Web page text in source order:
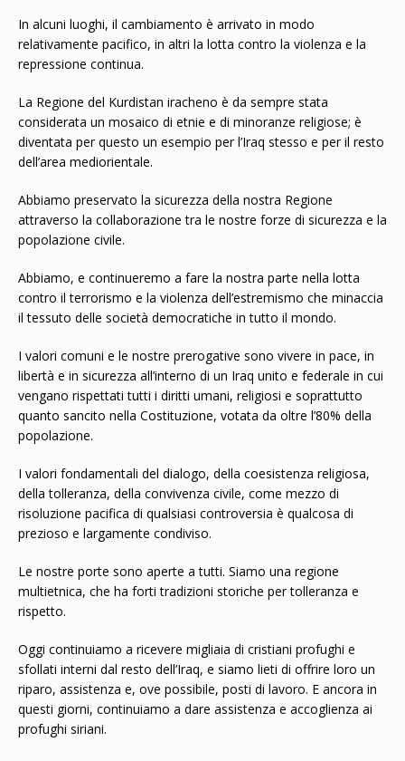
In alcuni luoghi, il cambiamento è arrivato in modo
relativamente pacifico, in altri la lotta contro la violenza e la
repressione continua.
La Regione del Kurdistan iracheno è da sempre stata
considerata un mosaico di etnie e di minoranze religiose; è
diventata per questo un esempio per l’Iraq stesso e per il resto
dell’area mediorientale.
Abbiamo preservato la sicurezza della nostra Regione
attraverso la collaborazione tra le nostre forze di sicurezza e la
popolazione civile.
Abbiamo, e continueremo a fare la nostra parte nella lotta
contro il terrorismo e la violenza dell’estremismo che minaccia
il tessuto delle società democratiche in tutto il mondo.
I valori comuni e le nostre prerogative sono vivere in pace, in
libertà e in sicurezza all’interno di un Iraq unito e federale in cui
vengano rispettati tutti i diritti umani, religiosi e soprattutto
quanto sancito nella Costituzione, votata da oltre l’80% della
popolazione.
I valori fondamentali del dialogo, della coesistenza religiosa,
della tolleranza, della convivenza civile, come mezzo di
risoluzione pacifica di qualsiasi controversia è qualcosa di
prezioso e largamente condiviso.
Le nostre porte sono aperte a tutti. Siamo una regione
multietnica, che ha forti tradizioni storiche per tolleranza e
rispetto.
Oggi continuiamo a ricevere migliaia di cristiani profughi e
sfollati interni dal resto dell’Iraq, e siamo lieti di offrire loro un
riparo, assistenza e, ove possibile, posti di lavoro. E ancora in
questi giorni, continuiamo a dare assistenza e accoglienza ai
profughi siriani.